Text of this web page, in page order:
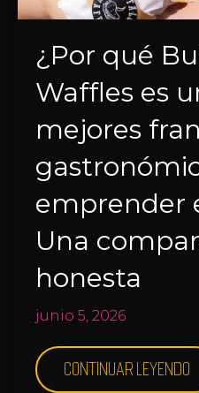
¿Por qué
Waffles es
mejores
emprender
Una
honesta
junio 5, 2026
Continuar leyendo